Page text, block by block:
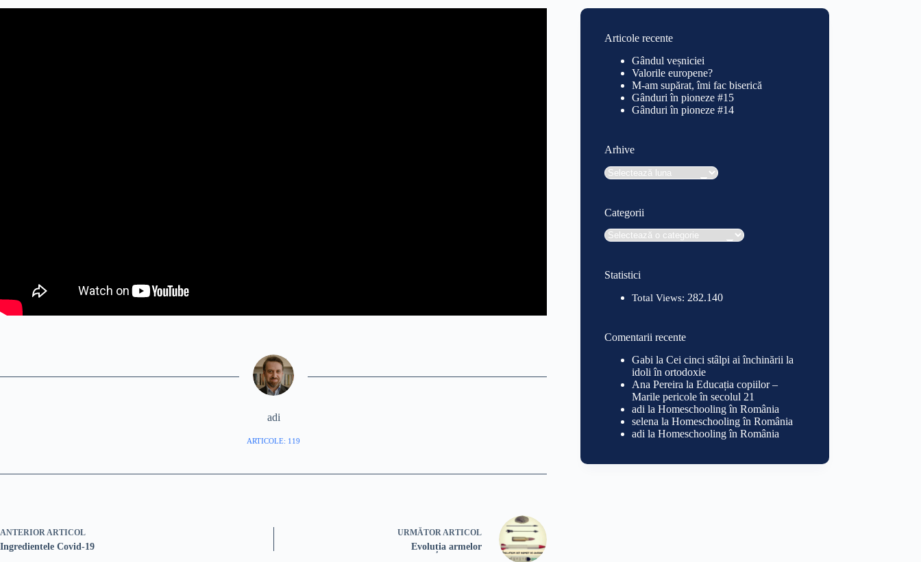
adi
ARTICOLE: 119
ANTERIORARTICOL
Ingredientele Covid-19
URMĂTORARTICOL
Evoluția armelor
Articole recente
Gândul veșniciei
Valorile europene?
M-am supărat, îmi fac biserică
Gânduri în pioneze #15
Gânduri în pioneze #14
Arhive
Arhive
Categorii
Categorii
Statistici
Total Views: 282.140
Comentarii recente
Gabi la Cei cinci stâlpi ai închinării la
idoli în ortodoxie
Ana Pereira la Educația copiilor –
Marile pericole în secolul 21
adi la Homeschooling în România
selena la Homeschooling în România
adi la Homeschooling în România